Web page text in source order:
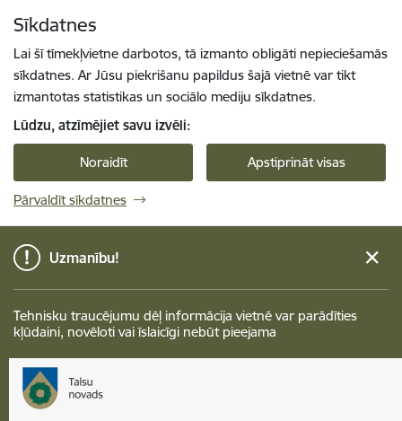
Sīkdatnes
Lai šī tīmekļvietne darbotos, tā izmanto obligāti nepieciešamās
sīkdatnes. Ar Jūsu piekrišanu papildus šajā vietnē var tikt
izmantotas statistikas un sociālo mediju sīkdatnes.
Lūdzu, atzīmējiet savu izvēli:
Noraidīt Apstiprināt visas
Pārvaldīt sīkdatnes
Uzmanību!
Tehnisku traucējumu dēļ informācija vietnē var parādīties
kļūdaini, novēloti vai īslaicīgi nebūt pieejama